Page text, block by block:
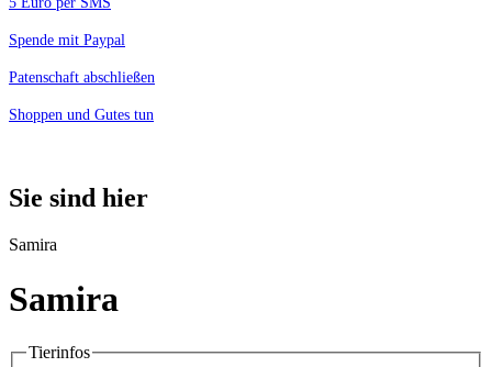
Spende mit Paypal
Patenschaft abschließen
Shoppen und Gutes tun
Sie sind hier
Samira
Samira
Tierinfos